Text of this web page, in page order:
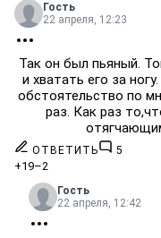
Гость
22 апреля, 12:23
Так он был пьяный.
и хватать его за
обстоятельство по
раз. Как раз
ОТВЕТИТЬ 5
+19–2
Гость
22 апреля, 12:42